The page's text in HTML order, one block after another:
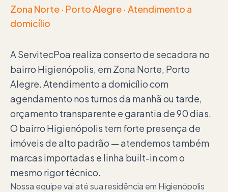
Zona Norte · Porto Alegre · Atendimento a
domicílio
A ServitecPoa realiza conserto de secadora no
bairro Higienópolis, em Zona Norte, Porto
Alegre. Atendimento a domicílio com
agendamento nos turnos da manhã ou tarde,
orçamento transparente e garantia de 90 dias.
O bairro Higienópolis tem forte presença de
imóveis de alto padrão — atendemos também
marcas importadas e linha built-in com o
mesmo rigor técnico.
Nossa equipe vai até sua residência em Higienópolis